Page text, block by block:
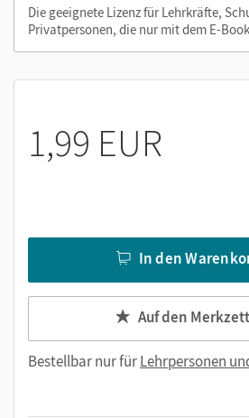
Die geeignete Lizenz für Lehrkräfte,
Privatpersonen, die nur mit dem E-
1,99 EUR
In den
Auf den
Bestellbar nur fürLehrpersonen